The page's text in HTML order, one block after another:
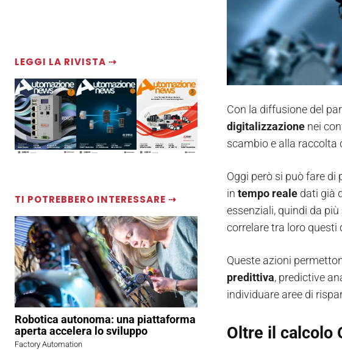
LEGGI LA RIVISTA ⇢
TI POTREBBERO INTERESSARE ⇢
Robotica autonoma: una piattaforma
aperta accelera lo sviluppo
Factory Automation
Con la diffusione del
digitalizzazione nei
scambio e alla raccolta
Oggi però si può fare di
in tempo reale dati già
essenziali, quindi da
correlare tra loro questi
Queste azioni
predittiva, predictive
individuare aree di
Oltre il calcolo